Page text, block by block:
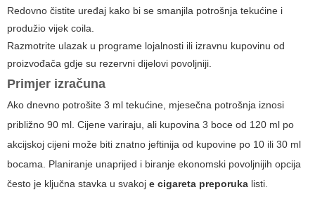
Redovno čistite uređaj kako bi se smanjila potrošnja tekućine i
produžio vijek coila.
Razmotrite ulazak u programe lojalnosti ili izravnu kupovinu od
proizvođača gdje su rezervni dijelovi povoljniji.
Primjer izračuna
Ako dnevno potrošite 3 ml tekućine, mjesečna potrošnja iznosi
približno 90 ml. Cijene variraju, ali kupovina 3 boce od 120 ml po
akcijskoj cijeni može biti znatno jeftinija od kupovine po 10 ili 30 ml
bocama. Planiranje unaprijed i biranje ekonomski povoljnijih opcija
često je ključna stavka u svakoj e cigareta preporuka listi.